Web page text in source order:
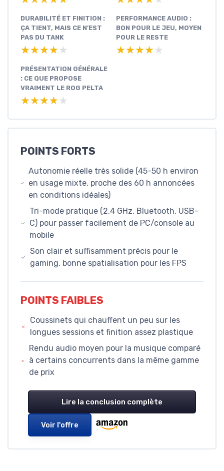
DURABILITÉ ET FINITION :
ÇA TIENT, MAIS CE N’EST
PAS DU TANK
★★★★★
★★★★★
PERFORMANCE AUDIO :
BON POUR LE JEU, MOYEN
POUR LE RESTE
★★★★★
★★★★★
PRÉSENTATION GÉNÉRALE
: CE QUE PROPOSE
VRAIMENT LE ROG PELTA
★★★★★
★★★★★
POINTS FORTS
Autonomie réelle très solide (45-50 h environ
en usage mixte, proche des 60 h annoncées
en conditions idéales)
Tri-mode pratique (2,4 GHz, Bluetooth, USB-
C) pour passer facilement de PC/console au
mobile
Son clair et suffisamment précis pour le
gaming, bonne spatialisation pour les FPS
POINTS FAIBLES
Coussinets qui chauffent un peu sur les
longues sessions et finition assez plastique
Rendu audio moyen pour la musique comparé
à certains concurrents dans la même gamme
de prix
Lire la conclusion complète
Voir l'offre